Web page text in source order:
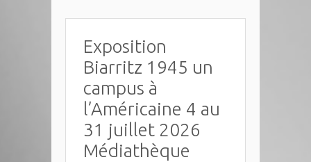
Exposition
Biarritz 1945 un
campus à
l’Américaine 4 au
31 juillet 2026
Médiathèque